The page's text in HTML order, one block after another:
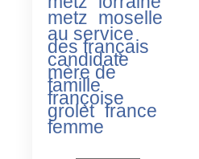
metz moselle
au service
des français
candidate
mère de
famille
françoise
grolet france
femme